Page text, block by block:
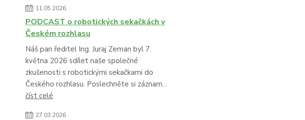
11.05.2026
PODCAST o robotických sekačkách v
Českém rozhlasu
Náš pan ředitel Ing. Juraj Zeman byl 7.
května 2026 sdílet naše společné
zkušenosti s robotickými sekačkami do
Českého rozhlasu. Poslechněte si záznam...
číst celé
27.03.2026